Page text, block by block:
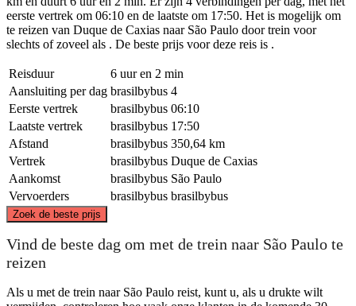
eerste vertrek om 06:10 en de laatste om 17:50. Het is mogelijk om
te reizen van Duque de Caxias naar São Paulo door trein voor
slechts of zoveel als . De beste prijs voor deze reis is .
Reisduur
6 uur en 2 min
Aansluiting per dag brasilbybus 4
Eerste vertrek
brasilbybus 06:10
Laatste vertrek
brasilbybus 17:50
Afstand
brasilbybus 350,64 km
Vertrek
brasilbybus Duque de Caxias
Aankomst
brasilbybus São Paulo
Vervoerders
brasilbybus brasilbybus
Zoek de beste prijs
©CARTO, ©
Vind de beste dag om met de trein naar São Paulo te
reizen
Als u met de trein naar São Paulo reist, kunt u, als u drukte wilt